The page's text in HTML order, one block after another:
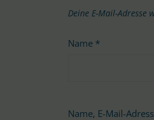
Deine E-Mail-
Name *
Name, E-Mail-